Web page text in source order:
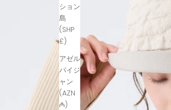
ション
島
(SHP
£)
アゼル
バイジ
ャン
(AZN
₼)